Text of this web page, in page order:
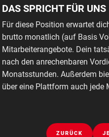
DAS SPRICHT FÜR UNS
Für diese Position erwartet
brutto monatlich (auf Basis
Mitarbeiterangebote. Dein
nach den anrechenbaren
Monatsstunden. Außerdem
über eine Plattform auch jede
ZURÜCK